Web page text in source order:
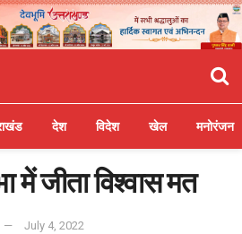
देश विदेश खेल मनोरंजन
में जीता विश्वास मत
July 4, 2022